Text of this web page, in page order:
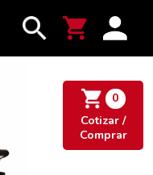
0
Cotizar /
Comprar